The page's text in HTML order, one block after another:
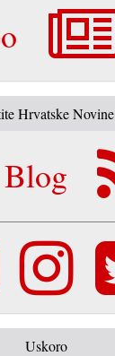
Hrvatske Novine
Uskoro